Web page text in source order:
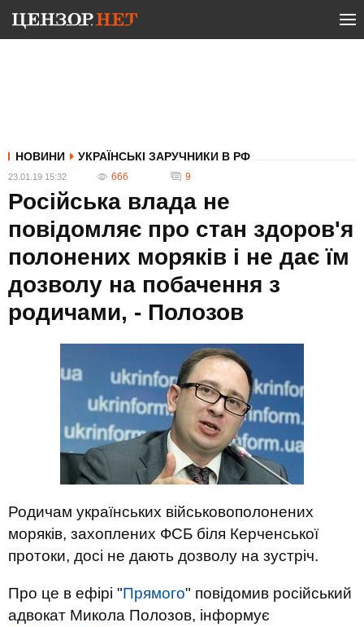
НОВИНИ УКРАЇНСЬКІ ЗАРУЧНИКИ В РФ
23.01.19 15:32 666 9
Російська влада не
повідомляє про стан здоров'я
полонених моряків і не дає їм
дозволу на побачення з
родичами, - Полозов
Родичам українських військовополонених
моряків, захоплених ФСБ біля Керченської
протоки, досі не дають дозволу на зустріч.
Про це в ефірі "Прямого" повідомив російський
адвокат Микола Полозов, інформує